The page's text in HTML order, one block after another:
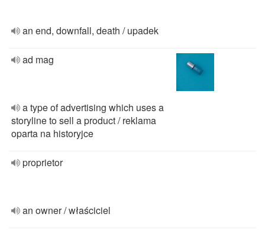
an end, downfall, death / upadek
ad mag
a type of advertising which uses a
storyline to sell a product / reklama
oparta na historyjce
proprietor
an owner / właściciel